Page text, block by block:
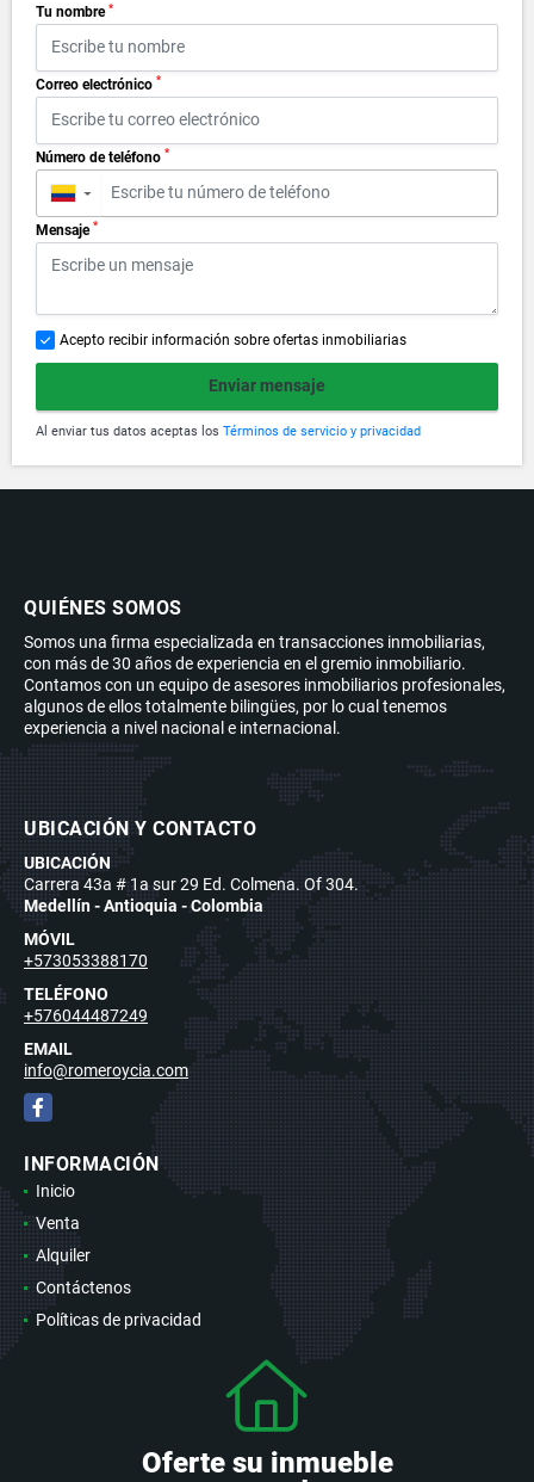
Tu nombre *
Correo electrónico *
Número de teléfono *
▼
Mensaje *
Acepto recibir información sobre ofertas inmobiliarias
Enviar mensaje
Al enviar tus datos aceptas los Términos de servicio y privacidad
QUIÉNES SOMOS
Somos una firma especializada en transacciones inmobiliarias,
con más de 30 años de experiencia en el gremio inmobiliario.
Contamos con un equipo de asesores inmobiliarios profesionales,
algunos de ellos totalmente bilingües, por lo cual tenemos
experiencia a nivel nacional e internacional.
UBICACIÓN Y CONTACTO
UBICACIÓN
Carrera 43a # 1a sur 29 Ed. Colmena. Of 304.
Medellín - Antioquia - Colombia
MÓVIL
+573053388170
TELÉFONO
+576044487249
EMAIL
info@romeroycia.com
Facebook
INFORMACIÓN
Inicio
Venta
Alquiler
Contáctenos
Políticas de privacidad
Oferte su inmueble